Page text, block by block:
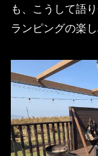
も、こうして語
ランピングの楽